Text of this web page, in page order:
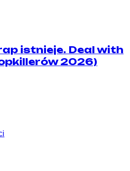
istnieje. Deal with
2026)